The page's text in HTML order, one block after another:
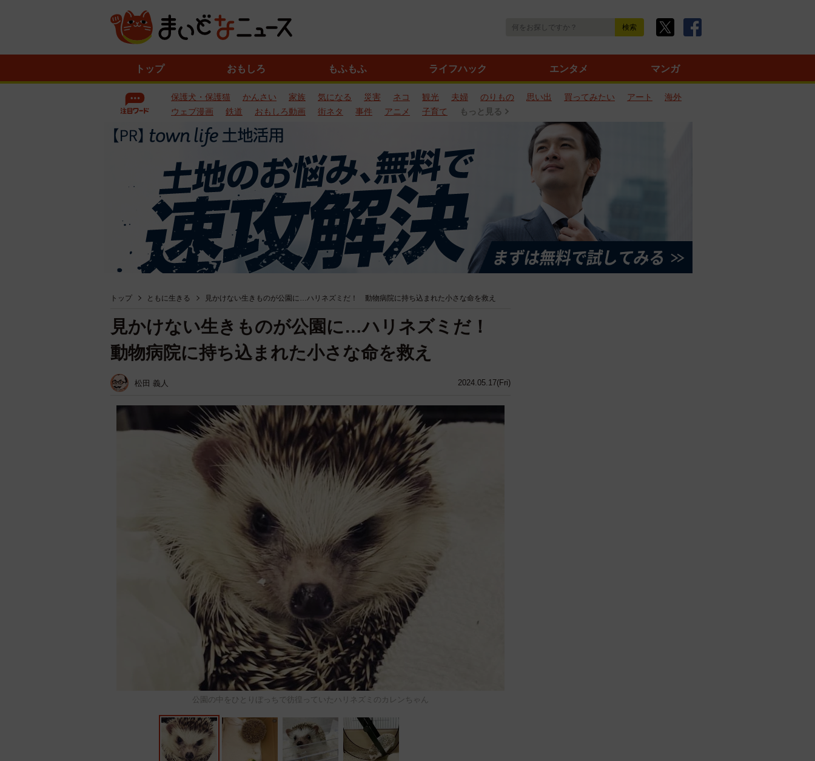
トップ おもしろ もふもふ ライフハック エンタメ マンガ
保護犬・保護猫 かんさい 家族 気になる 災害 ネコ 観光 夫婦 のりもの 思い出 買ってみたい アート
海外
ウェブ漫画
鉄道 おもしろ動画 街ネタ 事件 アニメ 子育て もっと見る
トップ ともに生きる 見かけない生きものが公園に…ハリネズミだ！ 動物病院に持ち込まれた小さな命を救え
2024.05.17(Fri)
見かけない生きものが公園に…ハリネズミだ！
動物病院に持ち込まれた小さな命を救え
松田 義人
公園の中をひとりぼっちで彷徨っていたハリネズミのカレンちゃん